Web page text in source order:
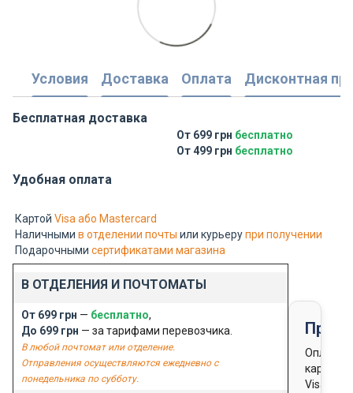
Условия Доставка Оплата Дисконтная
Бесплатная доставка
От 699 грн бесплатно
От 499 грн бесплатно
Удобная оплата
Картой Visa або Mastercard
Наличными в отделении почты или курьерупри получении
Подарочными сертификатами магазина
В ОТДЕЛЕНИЯ И ПОЧТОМАТЫ
От 699 грн — бесплатно,
До 699 грн — за тарифами перевозчика.
В любой почтомат или отделение.
Отправления осуществляются ежедневно с
понедельника по субботу.
Оплата
картой
Visa